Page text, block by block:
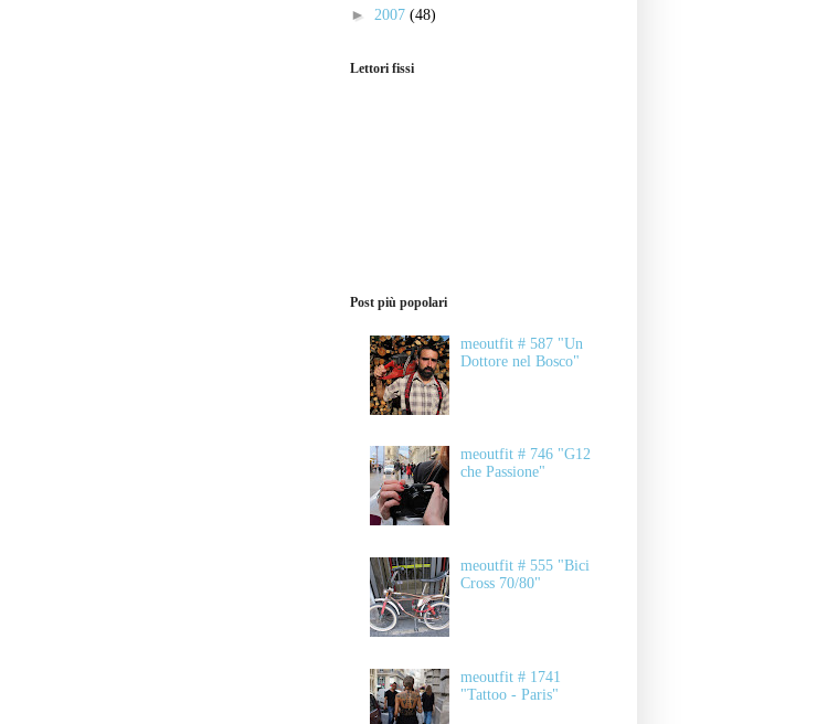
► 2007 (48)
Lettori fissi
Post più popolari
meoutfit # 587 "Un
Dottore nel Bosco"
meoutfit # 746 "G12
che Passione"
meoutfit # 555 "Bici
Cross 70/80"
meoutfit # 1741
"Tattoo - Paris"